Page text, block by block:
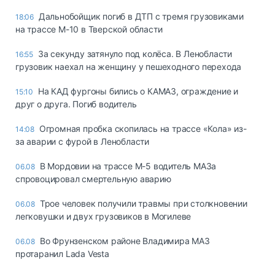
18:06 Дальнобойщик погиб в ДТП с тремя грузовиками
на трассе М-10 в Тверской области
16:55 За секунду затянуло под колёса. В Ленобласти
грузовик наехал на женщину у пешеходного перехода
15:10
На КАД фургоны бились о КАМАЗ, ограждение и
друг о друга. Погиб водитель
14:08 Огромная пробка скопилась на трассе «Кола» из-
за аварии с фурой в Ленобласти
06.08 В Мордовии на трассе М-5 водитель МАЗа
спровоцировал смертельную аварию
06.08 Трое человек получили травмы при столкновении
легковушки и двух грузовиков в Могилеве
06.08 Во Фрунзенском районе Владимира МАЗ
протаранил Lada Vesta